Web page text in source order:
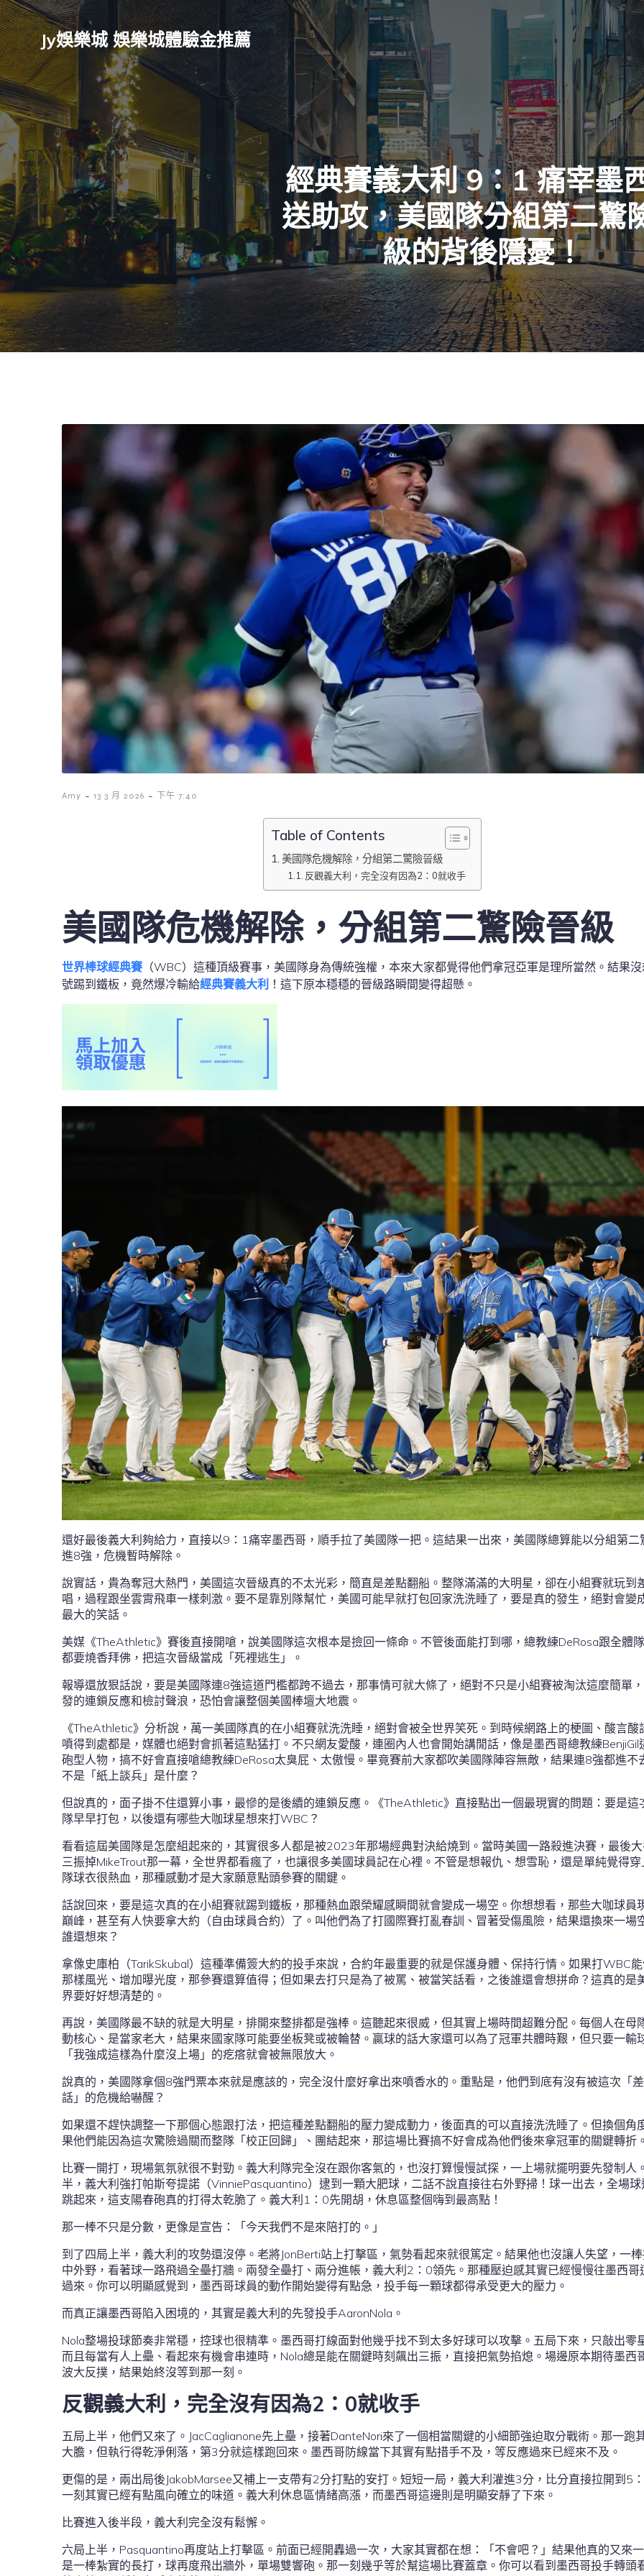
Jy娛樂城 娛樂城體驗金推薦
經典賽義大利 9：1 痛宰墨
送助攻，美國隊分組第二驚
級的背後隱憂！
Amy - 13 3 月 2026 - 下午 7:40
Table of Contents
美國隊危機解除，分組第二驚險晉級
反觀義大利，完全沒有因為2：0就收手
美國隊危機解除，分組第二驚險晉級
世界棒球經典賽 （WBC）這種頂級賽事，美國隊身為傳統強權，本來大家都覺得他們拿冠亞軍是理所當然。結果
號踢到鐵板，竟然爆冷輸給經典賽義大利 ！這下原本穩穩的晉級路瞬間變得超懸。
還好最後義大利夠給力，直接以9：1痛宰墨西哥，順手拉了美國隊一把。這結果一出來，美國隊總算能以分組第二
進8強，危機暫時解除。
說實話，貴為奪冠大熱門，美國這次晉級真的不太光彩，簡直是差點翻船。整隊滿滿的大明星，卻在小組賽就玩到
唱，過程跟坐雲霄飛車一樣刺激。要不是靠別隊幫忙，美國可能早就打包回家洗洗睡了，要是真的發生，絕對會變
最大的笑話。
美媒《TheAthletic》賽後直接開嗆，說美國隊這次根本是撿回一條命。不管後面能打到哪，總教練DeRosa跟全體
都要燒香拜佛，把這次晉級當成「死裡逃生」。
報導還放狠話說，要是美國隊連8強這道門檻都跨不過去，那事情可就大條了，絕對不只是小組賽被淘汰這麼簡單
發的連鎖反應和檢討聲浪，恐怕會讓整個美國棒壇大地震。
《TheAthletic》分析說，萬一美國隊真的在小組賽就洗洗睡，絕對會被全世界笑死。到時候網路上的梗圖、酸言酸
噴得到處都是，媒體也絕對會抓著這點猛打。不只網友愛酸，連圈內人也會開始講閒話，像是墨西哥總教練BenjiGil
砲型人物，搞不好會直接嗆總教練DeRosa太臭屁、太傲慢。畢竟賽前大家都吹美國隊陣容無敵，結果連8強都進不
不是「紙上談兵」是什麼？
但說真的，面子掛不住還算小事，最慘的是後續的連鎖反應。《TheAthletic》直接點出一個最現實的問題：要是這
隊早早打包，以後還有哪些大咖球星想來打WBC？
看看這屆美國隊是怎麼組起來的，其實很多人都是被2023年那場經典對決給燒到。當時美國一路殺進決賽，最後
三振掉MikeTrout那一幕，全世界都看瘋了，也讓很多美國球員記在心裡。不管是想報仇、想雪恥，還是單純覺得
隊球衣很熱血，那種感動才是大家願意點頭參賽的關鍵。
話說回來，要是這次真的在小組賽就踢到鐵板，那種熱血跟榮耀感瞬間就會變成一場空。你想想看，那些大咖球員
巔峰，甚至有人快要拿大約（自由球員合約）了。叫他們為了打國際賽打亂春訓、冒著受傷風險，結果還換來一場
誰還想來？
拿像史庫柏（TarikSkubal）這種準備簽大約的投手來說，合約年最重要的就是保護身體、保持行情。如果打WBC
那樣風光、增加曝光度，那參賽還算值得；但如果去打只是為了被罵、被當笑話看，之後誰還會想拼命？這真的是
界要好好想清楚的。
再說，美國隊最不缺的就是大明星，排開來整排都是強棒。這聽起來很威，但其實上場時間超難分配。每個人在母
動核心、是當家老大，結果來國家隊可能要坐板凳或被輪替。贏球的話大家還可以為了冠軍共體時艱，但只要一輸
「我強成這樣為什麼沒上場」的疙瘩就會被無限放大。
說真的，美國隊拿個8強門票本來就是應該的，完全沒什麼好拿出來噴香水的。重點是，他們到底有沒有被這次「
話」的危機給嚇醒？
如果還不趕快調整一下那個心態跟打法，把這種差點翻船的壓力變成動力，後面真的可以直接洗洗睡了。但換個角
果他們能因為這次驚險過關而整隊「校正回歸」、團結起來，那這場比賽搞不好會成為他們後來拿冠軍的關鍵轉折
比賽一開打，現場氣氛就很不對勁。義大利隊完全沒在跟你客氣的，也沒打算慢慢試探，一上場就擺明要先發制人
半，義大利強打帕斯夸提諾（VinniePasquantino）逮到一顆大肥球，二話不說直接往右外野掃！球一出去，全場
跳起來，這支陽春砲真的打得太乾脆了。義大利1：0先開胡，休息區整個嗨到最高點！
那一棒不只是分數，更像是宣告：「今天我們不是來陪打的。」
到了四局上半，義大利的攻勢還沒停。老將JonBerti站上打擊區，氣勢看起來就很篤定。結果他也沒讓人失望，一
中外野，看著球一路飛過全壘打牆。兩發全壘打、兩分進帳，義大利2：0領先。那種壓迫感其實已經慢慢往墨西哥
過來。你可以明顯感覺到，墨西哥球員的動作開始變得有點急，投手每一顆球都得承受更大的壓力。
而真正讓墨西哥陷入困境的，其實是義大利的先發投手AaronNola。
Nola整場投球節奏非常穩，控球也很精準。墨西哥打線面對他幾乎找不到太多好球可以攻擊。五局下來，只敲出零
而且每當有人上壘、看起來有機會串連時，Nola總是能在關鍵時刻飆出三振，直接把氣勢掐熄。場邊原本期待墨西
波大反撲，結果始終沒等到那一刻。
反觀義大利，完全沒有因為2：0就收手
五局上半，他們又來了。JacCaglianone先上壘，接著DanteNori來了一個相當關鍵的小細節強迫取分戰術。那一跑
大膽，但執行得乾淨俐落，第3分就這樣跑回來。墨西哥防線當下其實有點措手不及，等反應過來已經來不及。
更傷的是，兩出局後JakobMarsee又補上一支帶有2分打點的安打。短短一局，義大利灌進3分，比分直接拉開到5
一刻其實已經有點風向確立的味道。義大利休息區情緒高漲，而墨西哥這邊則是明顯安靜了下來。
比賽進入後半段，義大利完全沒有鬆懈。
六局上半，Pasquantino再度站上打擊區。前面已經開轟過一次，大家其實都在想：「不會吧？」結果他真的又來
是一棒紮實的長打，球再度飛出牆外，單場雙響砲。那一刻幾乎等於幫這場比賽蓋章。你可以看到墨西哥投手轉頭